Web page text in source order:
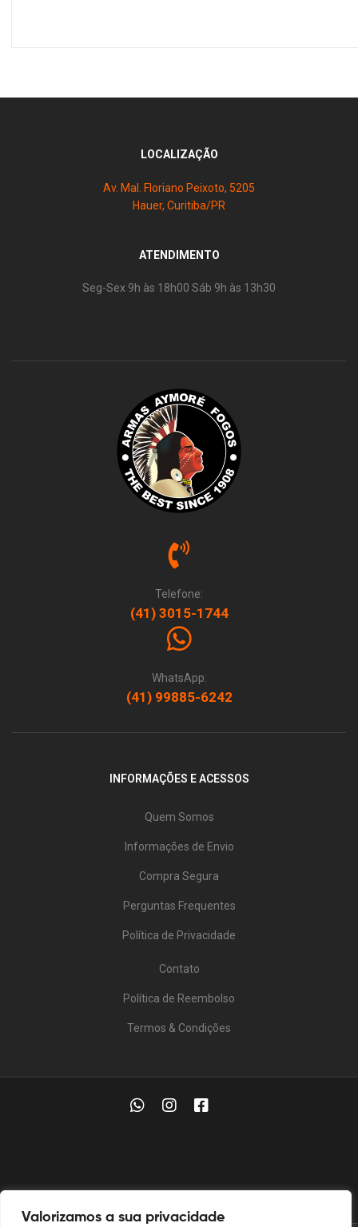
Valorizamos a sua privacidade
LOCALIZAÇÃO
Av. Mal. Floriano Peixoto, 5205
Hauer, Curitiba/PR
ATENDIMENTO
Seg-Sex 9h às 18h00 Sáb 9h às 13h30
Telefone:
(41) 3015-1744
WhatsApp:
(41) 99885-6242
INFORMAÇÕES E ACESSOS
Quem Somos
Informações de Envio
Compra Segura
Perguntas Frequentes
Política de Privacidade
Contato
Política de Reembolso
Termos & Condições